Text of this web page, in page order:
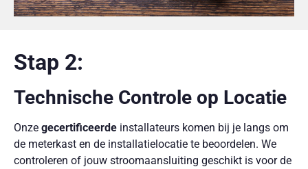
Stap 2:
Technische Controle op Locatie
Onze gecertificeerde installateurs komen bij je langs om
de meterkast en de installatielocatie te beoordelen. We
controleren of jouw stroomaansluiting geschikt is voor de